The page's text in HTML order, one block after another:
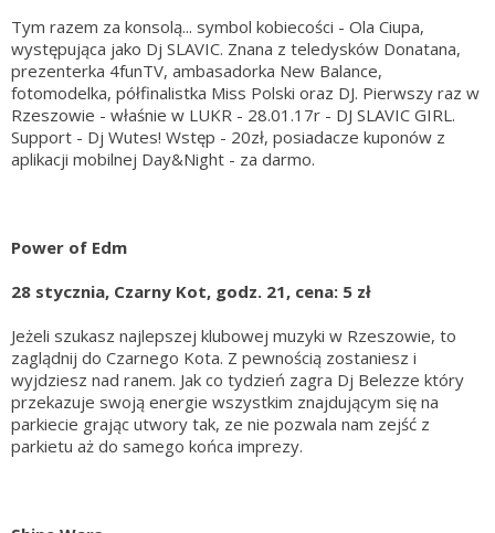
Tym razem za konsolą... symbol kobiecości - Ola Ciupa,
występująca jako Dj SLAVIC. Znana z teledysków Donatana,
prezenterka 4funTV, ambasadorka New Balance,
fotomodelka, półfinalistka Miss Polski oraz DJ. Pierwszy raz w
Rzeszowie - właśnie w LUKR - 28.01.17r - DJ SLAVIC GIRL.
Support - Dj Wutes! Wstęp - 20zł, posiadacze kuponów z
aplikacji mobilnej Day&Night - za darmo.
Power of Edm
28 stycznia, Czarny Kot, godz. 21, cena: 5 zł
Jeżeli szukasz najlepszej klubowej muzyki w Rzeszowie, to
zaglądnij do Czarnego Kota. Z pewnością zostaniesz i
wyjdziesz nad ranem. Jak co tydzień zagra Dj Belezze który
przekazuje swoją energie wszystkim znajdującym się na
parkiecie grając utwory tak, ze nie pozwala nam zejść z
parkietu aż do samego końca imprezy.